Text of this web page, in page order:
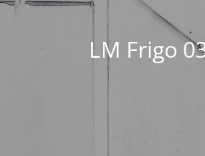
LM Frigo